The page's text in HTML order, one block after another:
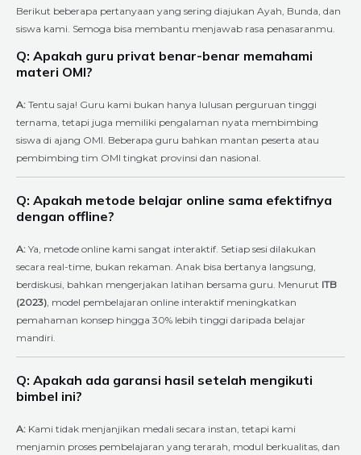
Berikut beberapa pertanyaan yang sering diajukan Ayah, Bunda, dan
siswa kami. Semoga bisa membantu menjawab rasa penasaranmu.
Q: Apakah guru privat benar-benar memahami
materi OMI?
A: Tentu saja! Guru kami bukan hanya lulusan perguruan tinggi
ternama, tetapi juga memiliki pengalaman nyata membimbing
siswa di ajang OMI. Beberapa guru bahkan mantan peserta atau
pembimbing tim OMI tingkat provinsi dan nasional.
Q: Apakah metode belajar online sama efektifnya
dengan offline?
A: Ya, metode online kami sangat interaktif. Setiap sesi dilakukan
secara real-time, bukan rekaman. Anak bisa bertanya langsung,
berdiskusi, bahkan mengerjakan latihan bersama guru. Menurut ITB
(2023) , model pembelajaran online interaktif meningkatkan
pemahaman konsep hingga 30% lebih tinggi daripada belajar
mandiri.
Q: Apakah ada garansi hasil setelah mengikuti
bimbel ini?
A: Kami tidak menjanjikan medali secara instan, tetapi kami
menjamin proses pembelajaran yang terarah, modul berkualitas, dan